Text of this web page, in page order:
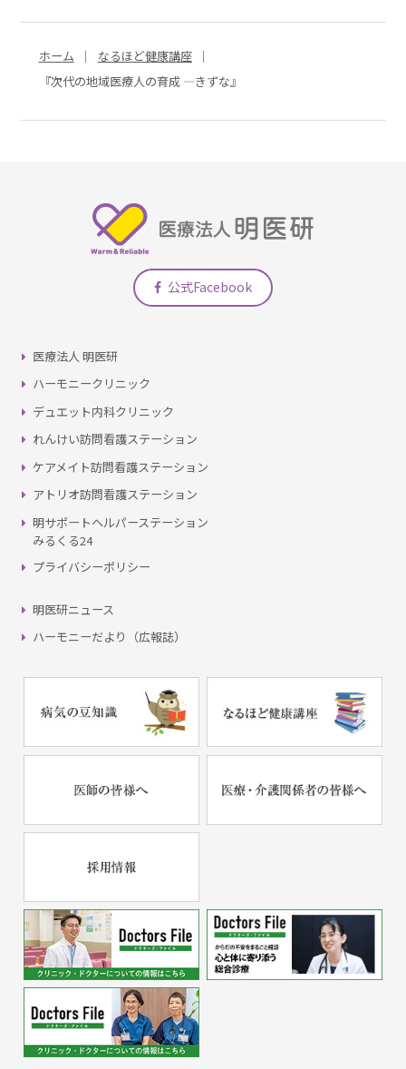
ホーム
なるほど健康講座
『次代の地域医療人の育成 ―きずな』
公式Facebook
医療法人 明医研
ハーモニークリニック
デュエット内科クリニック
れんけい訪問看護ステーション
ケアメイト訪問看護ステーション
アトリオ訪問看護ステーション
明サポートヘルパーステーション
みるくる24
プライバシーポリシー
明医研ニュース
ハーモニーだより（広報誌）